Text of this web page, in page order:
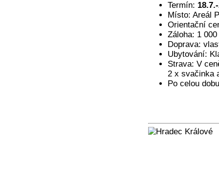
Termín:
Místo: Areál
Orientační
Záloha: 1
Doprava:
Ubytování:
Strava: V
2 x svačinka
Po celou